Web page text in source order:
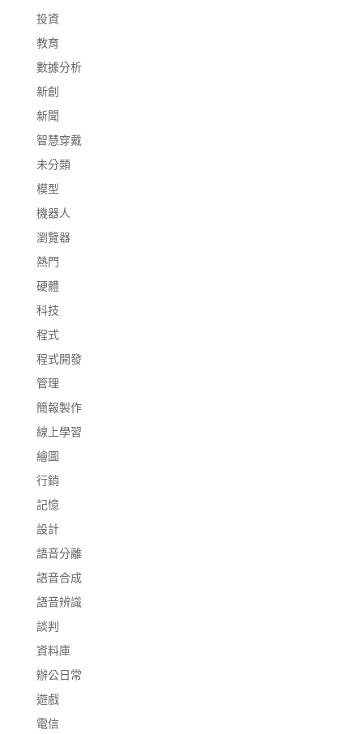
投資
教育
數據分析
新創
新聞
智慧穿戴
未分類
模型
機器人
瀏覽器
熱門
硬體
科技
程式
程式開發
管理
簡報製作
線上學習
繪圖
行銷
記憶
設計
語音分離
語音合成
語音辨識
談判
資料庫
辦公日常
遊戲
電信